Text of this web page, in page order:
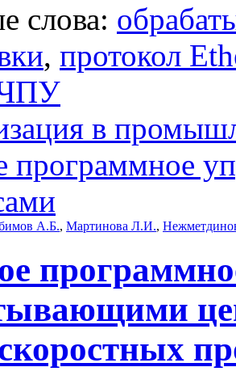
слова:
, протокол
ЧПУ
в
программное
А.Б., Мартинова Л.И.,